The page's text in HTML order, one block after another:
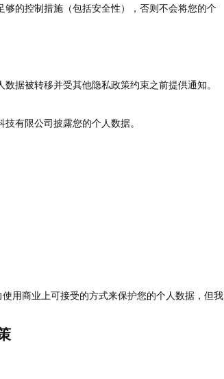
的控制措施（包括安全性），否则不会将您的个
据被转移并受其他隐私政策约束之前提供通知。
有限公司披露您的个人数据。
用商业上可接受的方式来保护您的个人数据，但我